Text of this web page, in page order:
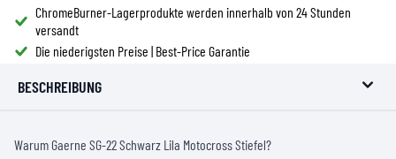
ChromeBurner-Lagerprodukte werden innerhalb von 24 Stunden
versandt
Die niederigsten Preise | Best-Price Garantie
BESCHREIBUNG
Warum Gaerne SG-22 Schwarz Lila Motocross Stiefel?